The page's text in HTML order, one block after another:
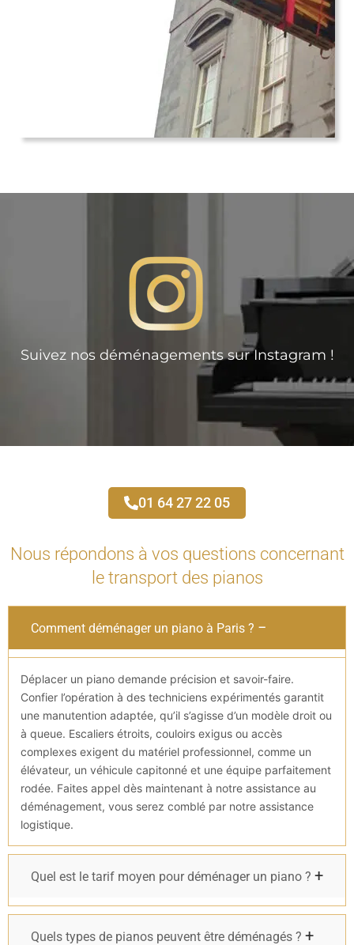
Suivez nos déménagements sur Instagram !
01 64 27 22 05
Nous répondons à vos questions concernant
le transport des pianos
Comment déménager un piano à Paris ?
Déplacer un piano demande précision et savoir-faire.
Confier l’opération à des techniciens expérimentés garantit
une manutention adaptée, qu’il s’agisse d’un modèle droit ou
à queue. Escaliers étroits, couloirs exigus ou accès
complexes exigent du matériel professionnel, comme un
élévateur, un véhicule capitonné et une équipe parfaitement
rodée. Faites appel dès maintenant à notre assistance au
déménagement, vous serez comblé par notre assistance
logistique.
Quel est le tarif moyen pour déménager un piano ?
Quels types de pianos peuvent être déménagés ?